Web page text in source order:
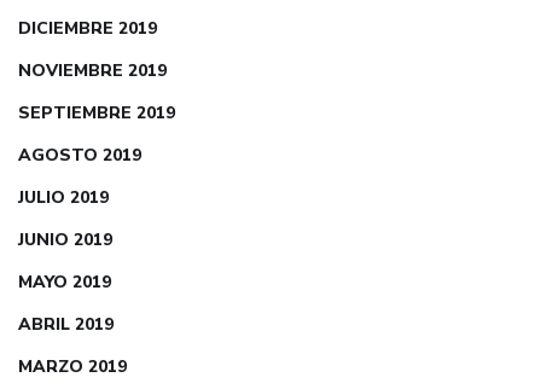
DICIEMBRE 2019
NOVIEMBRE 2019
SEPTIEMBRE 2019
AGOSTO 2019
JULIO 2019
JUNIO 2019
MAYO 2019
ABRIL 2019
MARZO 2019